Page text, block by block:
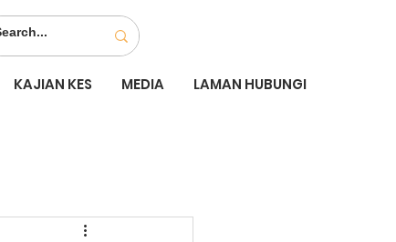
KAJIAN KES MEDIA LAMAN HUBUNGI